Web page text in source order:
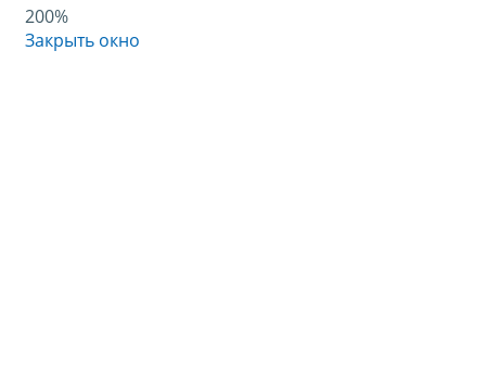
200%
Закрыть окно